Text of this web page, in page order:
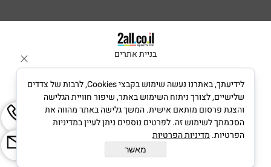
בניית אתרים
לידיעתך, באתרנו נעשה שימוש בקבצי Cookies, לרבות של צדדים
שלישיים, לצורך ניתוח השימוש באתר, שיפור חוויית הגלישה
והצגת פרסום מותאם אישית. המשך גלישה באתר מהווה את
הסכמתך לשימוש זה. לפרטים נוספים ניתן לעיין במדיניות
הפרטיות. מדיניות הפרטיות
מאשר